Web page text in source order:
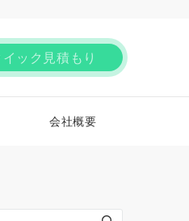
イック見積もり
会社概要